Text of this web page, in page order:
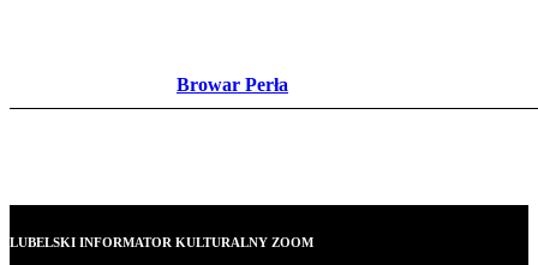
Browar Perła
LUBELSKI INFORMATOR KULTURALNY ZOOM